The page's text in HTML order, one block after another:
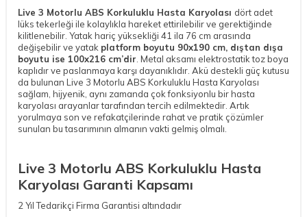
Live 3 Motorlu ABS Korkuluklu Hasta Karyolası dört adet
lüks tekerleği ile kolaylıkla hareket ettirilebilir ve gerektiğinde
kilitlenebilir. Yatak hariç yüksekliği 41 ila 76 cm arasında
değişebilir ve yatak platform boyutu 90x190 cm, dıştan dışa
boyutu ise 100x216 cm’dir . Metal aksamı elektrostatik toz boya
kaplıdır ve paslanmaya karşı dayanıklıdır. Akü destekli güç kutusu
da bulunan Live 3 Motorlu ABS Korkuluklu Hasta Karyolası
sağlam, hijyenik, aynı zamanda çok fonksiyonlu bir hasta
karyolası arayanlar tarafından tercih edilmektedir. Artık
yorulmaya son ve refakatçilerinde rahat ve pratik çözümler
sunulan bu tasarımının almanın vakti gelmiş olmalı.
Live 3 Motorlu ABS Korkuluklu Hasta
Karyolası Garanti Kapsamı
2 Yıl Tedarikçi Firma Garantisi altındadır